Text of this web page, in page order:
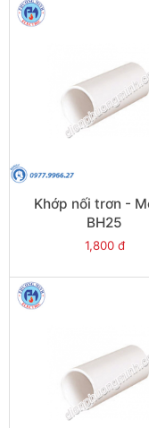
Khớp nối trơn -
BH25
1,800 đ